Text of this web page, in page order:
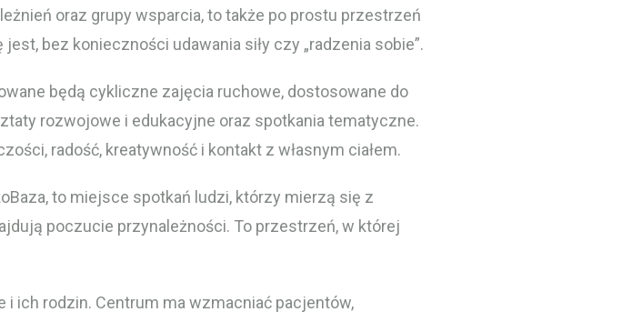
oraz grupy wsparcia, to także po prostu przestrzeń
bez konieczności udawania siły czy „radzenia sobie”.
będą cykliczne zajęcia ruchowe, dostosowane do
rozwojowe i edukacyjne oraz spotkania tematyczne.
radość, kreatywność i kontakt z własnym ciałem.
to miejsce spotkań ludzi, którzy mierzą się z
poczucie przynależności. To przestrzeń, w której
ich rodzin. Centrum ma wzmacniać pacjentów,